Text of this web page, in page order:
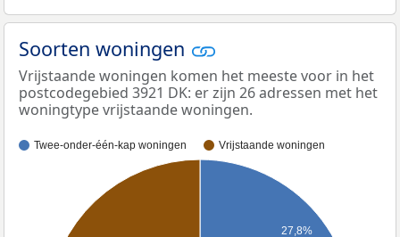
Soorten woningen
Vrijstaande woningen komen het meeste voor in het
postcodegebied 3921 DK: er zijn 26 adressen met het
woningtype vrijstaande woningen.
Twee-onder-één-kap woningen Vrijstaande woningen
27,8%